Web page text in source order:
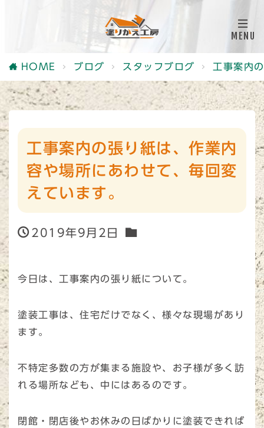
HOME ブログ スタッフブログ 工事案内
工事案内の張り紙は、作業内
容や場所にあわせて、毎回変
えています。
2019年9月2日
今日は、工事案内の張り紙について。
塗装工事は、住宅だけでなく、様々な現場があり
ます。
不特定多数の方が集まる施設や、お子様が多く訪
れる場所なども、中にはあるのです。
閉館・閉店後やお休みの日ばかりに塗装できれば